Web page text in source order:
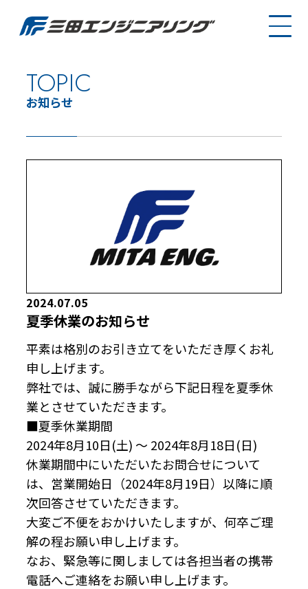
TOPIC
お知らせ
2024.07.05
夏季休業のお知らせ
平素は格別のお引き立てをいただき厚くお礼
申し上げます。
弊社では、誠に勝手ながら下記日程を夏季休
業とさせていただきます。
■夏季休業期間
2024年8月10日(土) ～ 2024年8月18日(日)
休業期間中にいただいたお問合せについて
は、営業開始日（2024年8月19日）以降に順
次回答させていただきます。
大変ご不便をおかけいたしますが、何卒ご理
解の程お願い申し上げます。
なお、緊急等に関しましては各担当者の携帯
電話へご連絡をお願い申し上げます。